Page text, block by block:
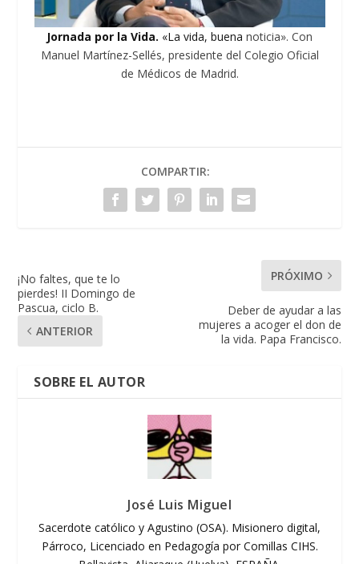
Jornada por la Vida. «La vida, buena noticia». Con
Manuel Martínez-Sellés, presidente del Colegio Oficial
de Médicos de Madrid.
COMPARTIR:
¡No faltes, que te lo
pierdes! II Domingo de
Pascua, ciclo B.
ANTERIOR
PRÓXIMO
Deber de ayudar a las
mujeres a acoger el don de
la vida. Papa Francisco.
SOBRE EL AUTOR
José Luis Miguel
Sacerdote católico y Agustino (OSA). Misionero digital,
Párroco, Licenciado en Pedagogía por Comillas CIHS.